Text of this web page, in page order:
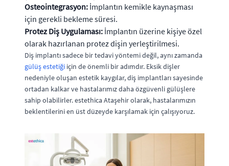
Osteointegrasyon: İmplantın kemikle kaynaşması
için gerekli bekleme süresi.
Protez Diş Uygulaması: İmplantın üzerine kişiye özel
olarak hazırlanan protez dişin yerleştirilmesi.
Diş implantı sadece bir tedavi yöntemi değil, aynı zamanda
gülüş estetiği için de önemli bir adımdır. Eksik dişler
nedeniyle oluşan estetik kaygılar, diş implantları sayesinde
ortadan kalkar ve hastalarımız daha özgüvenli gülüşlere
sahip olabilirler. estethica Ataşehir olarak, hastalarımızın
beklentilerini en üst düzeyde karşılamak için çalışıyoruz.